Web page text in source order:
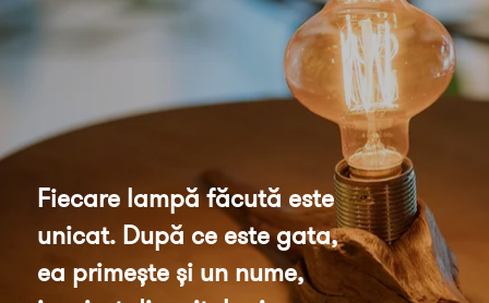
Fiecare lampă făcută este
unicat. După ce este gata,
ea primește și un nume,